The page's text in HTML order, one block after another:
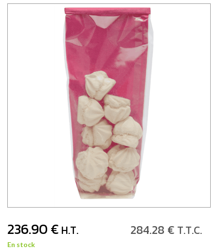
236.90€ H.T. 284.28 € T.T.C.
En stock